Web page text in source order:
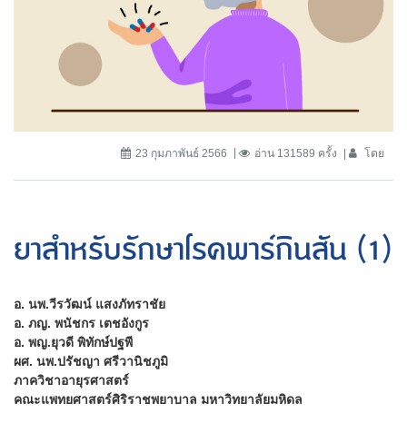
23 กุมภาพันธ์ 2566 อ่าน 131589 ครั้ง โดย
ยาสำหรับรักษาโรคพาร์กินสัน (1)
อ. นพ.วีรวัฒน์ แสงภัทราชัย
อ. ภญ. พนัชกร เตชอังกูร
อ. พญ.ยุวดี พิทักษ์ปฐพี
ผศ. นพ.ปรัชญา ศรีวานิชภูมิ
ภาควิชาอายุรศาสตร์
คณะแพทยศาสตร์ศิริราชพยาบาล มหาวิทยาลัยมหิดล